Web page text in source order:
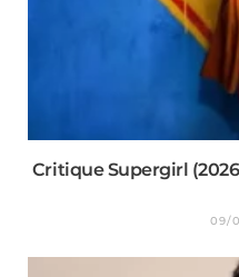
Critique Supergirl
09/